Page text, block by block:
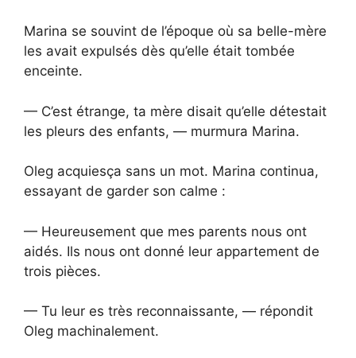
Marina se souvint de l’époque où sa belle-mère
les avait expulsés dès qu’elle était tombée
enceinte.
— C’est étrange, ta mère disait qu’elle détestait
les pleurs des enfants, — murmura Marina.
Oleg acquiesça sans un mot. Marina continua,
essayant de garder son calme :
— Heureusement que mes parents nous ont
aidés. Ils nous ont donné leur appartement de
trois pièces.
— Tu leur es très reconnaissante, — répondit
Oleg machinalement.